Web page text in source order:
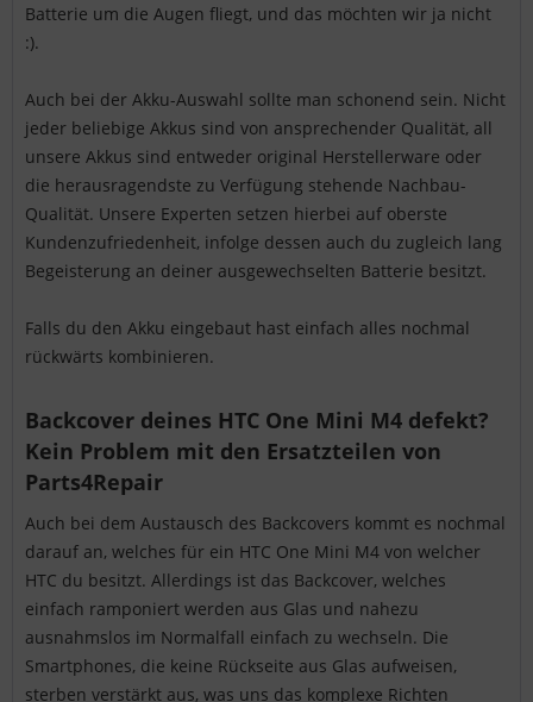
Batterie um die Augen fliegt, und das möchten wir ja nicht
:).
Auch bei der Akku-Auswahl sollte man schonend sein. Nicht
jeder beliebige Akkus sind von ansprechender Qualität, all
unsere Akkus sind entweder original Herstellerware oder
die herausragendste zu Verfügung stehende Nachbau-
Qualität. Unsere Experten setzen hierbei auf oberste
Kundenzufriedenheit, infolge dessen auch du zugleich lang
Begeisterung an deiner ausgewechselten Batterie besitzt.
Falls du den Akku eingebaut hast einfach alles nochmal
rückwärts kombinieren.
Backcover deines HTC One Mini M4 defekt?
Kein Problem mit den Ersatzteilen von
Parts4Repair
Auch bei dem Austausch des Backcovers kommt es nochmal
darauf an, welches für ein HTC One Mini M4 von welcher
HTC du besitzt. Allerdings ist das Backcover, welches
einfach ramponiert werden aus Glas und nahezu
ausnahmslos im Normalfall einfach zu wechseln. Die
Smartphones, die keine Rückseite aus Glas aufweisen,
sterben verstärkt aus, was uns das komplexe Richten